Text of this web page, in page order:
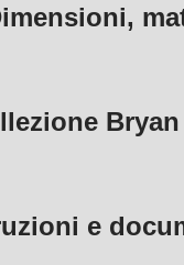
Bryan
e